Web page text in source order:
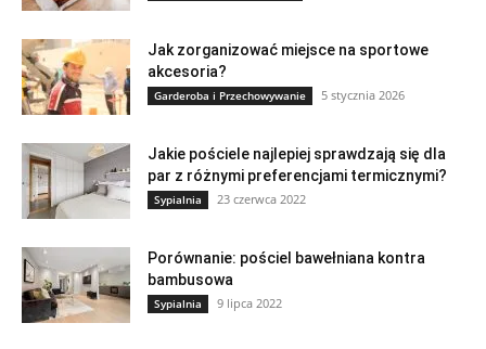
Jak zorganizować miejsce na sportowe
akcesoria?
Garderoba i Przechowywanie 5 stycznia 2026
Jakie pościele najlepiej sprawdzają się dla
par z różnymi preferencjami termicznymi?
Sypialnia 23 czerwca 2022
Porównanie: pościel bawełniana kontra
bambusowa
Sypialnia 9 lipca 2022